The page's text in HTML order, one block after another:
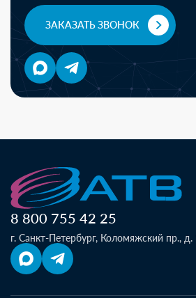
ЗАКАЗАТЬ ЗВОНОК
8 800 755 42 25
г. Санкт-Петербург, Коломяжский пр.,